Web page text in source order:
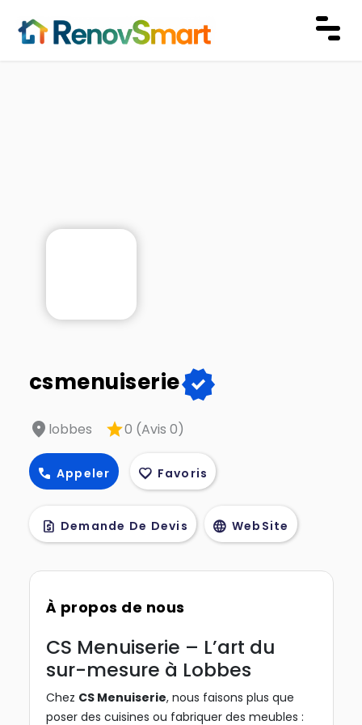
csmenuiserieverified
location_on lobbes star0 (Avis 0)
call Appeler favorite Favoris
request_quote Demande De Devis language WebSite
À propos de nous
CS Menuiserie – L’art du
sur-mesure à Lobbes
Chez CS Menuiserie, nous faisons plus que
poser des cuisines ou fabriquer des meubles :